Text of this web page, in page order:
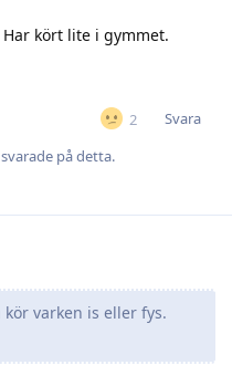
kört lite i gymmet.
2
Svara
svarade på detta.
kör varken is eller fys.